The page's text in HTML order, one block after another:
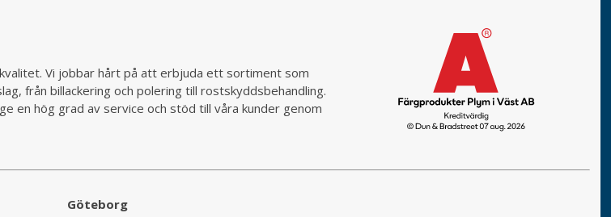
Vi jobbar hårt på att erbjuda ett sortiment som
från billackering och polering till rostskyddsbehandling.
en hög grad av service och stöd till våra kunder genom
Göteborg